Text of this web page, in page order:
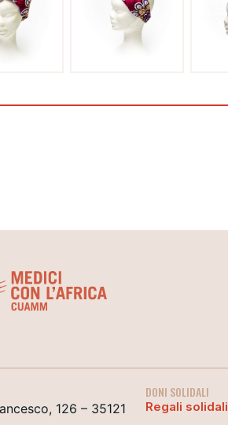
126 – 35121
DONI SOLIDALI
Regali solidali